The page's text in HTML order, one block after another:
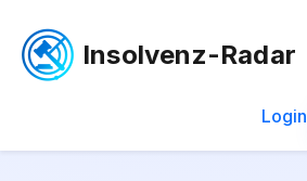
Insolvenz-Radar
Login